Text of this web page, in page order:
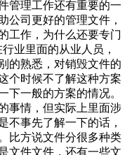
管理工作还有重要的一
公司更好的管理文件，
工作，为什么还要专门
业里面的从业人员，
的熟悉，对销毁文件的
个时候不了解这种方案
下一般的方案的情况。
事情，但实际上里面涉
不事先了解一下的话，
比方说文件分很多种类
文件文件，还有一些文